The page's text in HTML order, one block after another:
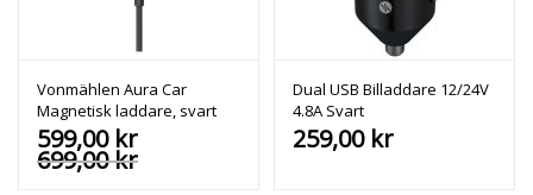
Vonmählen Aura Car
Magnetisk laddare, svart
599,00 kr
699,00kr
Dual USB Billaddare 12/24V
4.8A Svart
259,00 kr